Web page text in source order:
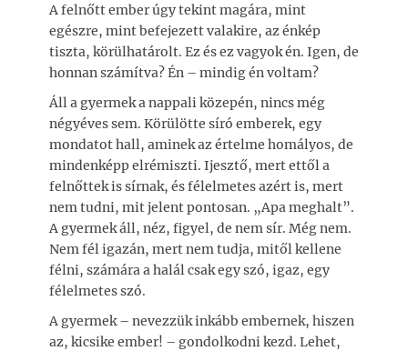
A felnőtt ember úgy tekint magára, mint
egészre, mint befejezett valakire, az énkép
tiszta, körülhatárolt. Ez és ez vagyok én. Igen, de
honnan számítva? Én – mindig én voltam?
Áll a gyermek a nappali közepén, nincs még
négyéves sem. Körülötte síró emberek, egy
mondatot hall, aminek az értelme homályos, de
mindenképp elrémiszti. Ijesztő, mert ettől a
felnőttek is sírnak, és félelmetes azért is, mert
nem tudni, mit jelent pontosan. „Apa meghalt”.
A gyermek áll, néz, figyel, de nem sír. Még nem.
Nem fél igazán, mert nem tudja, mitől kellene
félni, számára a halál csak egy szó, igaz, egy
félelmetes szó.
A gyermek – nevezzük inkább embernek, hiszen
az, kicsike ember! – gondolkodni kezd. Lehet,